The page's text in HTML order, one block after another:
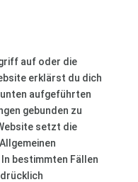
auf oder die
erklärst du dich
aufgeführten
gebunden zu
setzt die
bestimmten Fällen